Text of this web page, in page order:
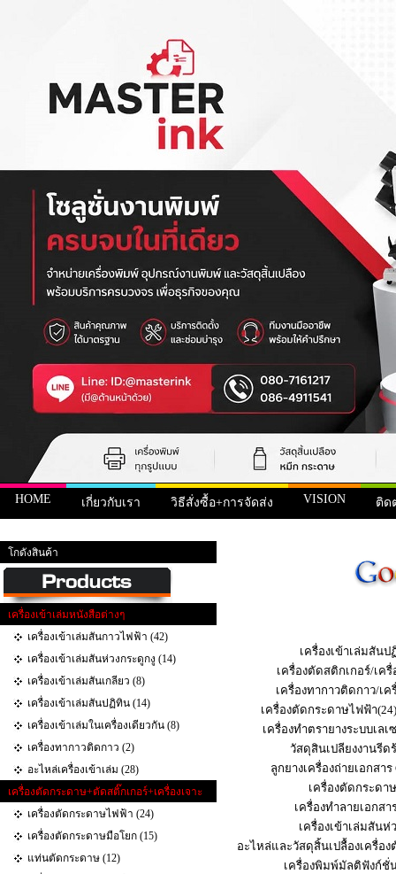
HOME เกี่ยวกับเรา วิธีสั่งซื้อ+การจัดส่ง VISION ติด
โกดังสินค้า
เครื่องเข้าเล่มหนังสือต่างๆ
เครื่องเข้าเล่มสันกาวไฟฟ้า (42)
เครื่องเข้าเล่มสันห่วงกระดูกงู (14)
เครื่องเข้าเล่มสันเกลียว (8)
เครื่องเข้าเล่มสันปฏิทิน (14)
เครื่องเข้าเล่มในเครื่องเดียวกัน (8)
เครื่องทากาวติดกาว (2)
อะไหล่เครื่องเข้าเล่ม (28)
เครื่องตัดกระดาษ+ตัดสติ๊กเกอร์+เครื่องเจาะ
เครื่องตัดกระดาษไฟฟ้า (24)
เครื่องตัดกระดาษมือโยก (15)
แท่นตัดกระดาษ (12)
เครื่องเข้าเล่มสันป
เครื่องตัดสติกเกอร์/เค
เครื่องทากาวติดกาว/เค
เครื่องตัดกระดาษไฟฟ้า(24)
เครื่องทำตรายางระบบเลเ
วัสดุสินเปลียงงานรีด
ลูกยางเครื่องถ่ายเอกสาร
เครื่องตัดกระดา
เครื่องทำลายเอกส
เครื่องเข้าเล่มสันห่
อะไหล่และวัสดุสิ้นเปลื้องเครื่อง
เครื่องพิมพ์มัลติฟังก์ชั่